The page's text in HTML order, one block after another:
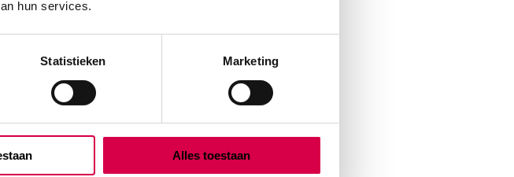
hun services.
Statistieken Marketing
Alles toestaan